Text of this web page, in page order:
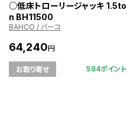
○低床トローリージャッキ 1.5to
n BH11500
BAHCO / バーコ
64,240円
お取り寄せ 584ポイント